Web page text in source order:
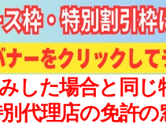
した場合と同
代理店の免許の